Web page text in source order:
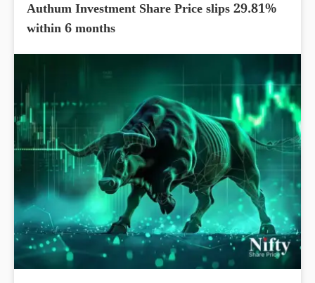
Authum Investment Share Price slips 29.81%
within 6 months